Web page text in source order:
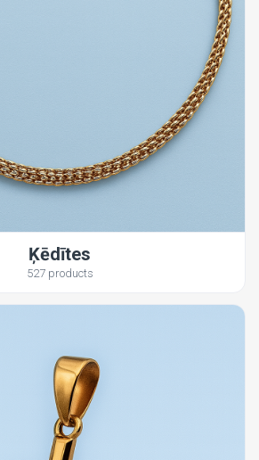
Ķēdītes
527 products